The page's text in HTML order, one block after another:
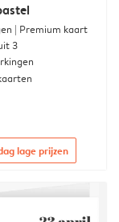
| Premium kaart
3
lage prijzen